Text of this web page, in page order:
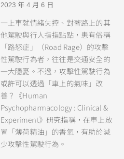
2023 年 4 月 6 日
一上車就情緒失控、對著路上的其
他駕駛與行人指指點點，患有俗稱
「路怒症」（Road Rage）的攻擊
性駕駛行為者，往往是交通安全的
一大隱憂。不過，攻擊性駕駛行為
或許可以透過「車上的氣味」改
善？《Human
Psychopharmacology : Clinical &
Experiment》研究指稱，在車上放
置「薄荷精油」的香氣，有助於減
少攻擊性駕駛行為。